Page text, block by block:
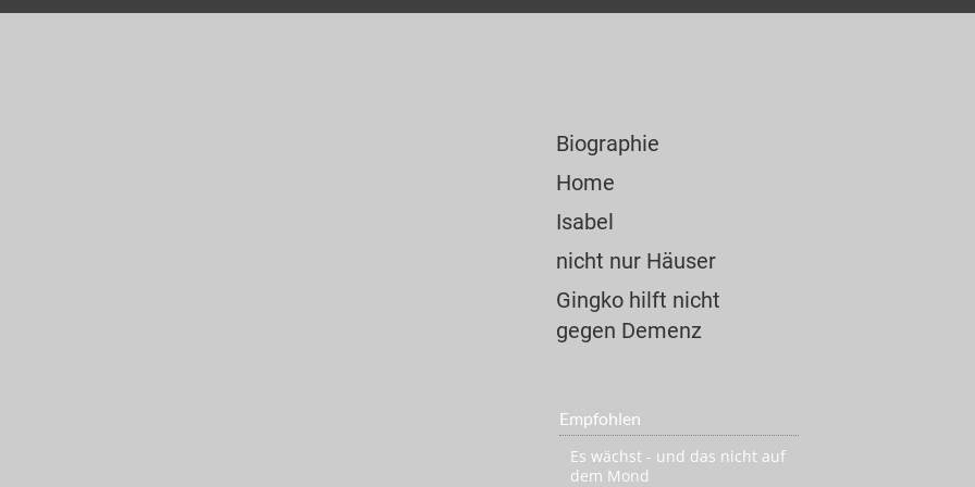
Biographie
Home
Isabel
nicht nur Häuser
Gingko hilft nicht
gegen Demenz
Empfohlen
Es wächst - und das nicht auf
dem Mond